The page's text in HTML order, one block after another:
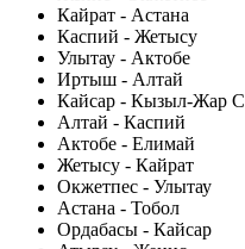
Кайрат - Астана
Каспий - Жетысу
Улытау - Актобе
Иртыш - Алтай
Кайсар - Кызыл-Жар
Алтай - Каспий
Актобе - Елимай
Жетысу - Кайрат
Окжетпес - Улытау
Астана - Тобол
Ордабасы - Кайсар